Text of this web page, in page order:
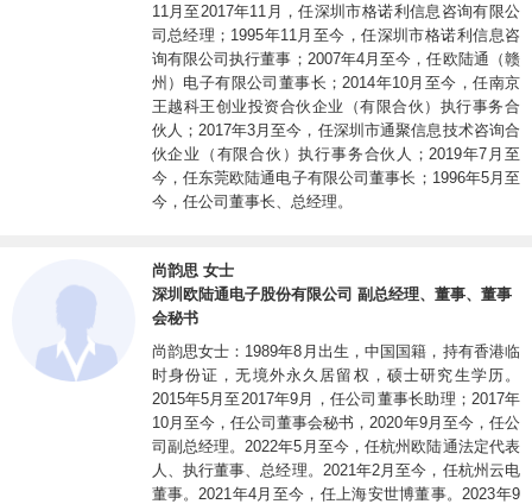
智能电源及电源管理工程技术研究中心。公司以客户需求为导向，致力于为客户提
供可靠、高效、智能的开关电源产品，并在研发创新、生产工艺等方面积累了丰富
的核心技术，并不断实现行业前沿技术及高端产品的突破，保持技术领先，打造行
公司凭借技术创新、质量控制等优势，树立了良好的市场形象，与众多优质客
户展开了业务合作。报告期内与公司存在业务合作关系的境内外知名客户包括
LG、富士康、海康威视、大华股份、惠普（HP）、霍尼韦尔
（SAGEMCOM）、TTI、浪潮信息、星网锐捷、和硕和比亚迪（BYD）等。
未来，欧陆通将继续聚焦核心竞争力，保持技术领先优势，坚持以自主创新走
向世界，致力于成为具有国际竞争力的电源产品与解决方案的供应商，实现“做行
业先锋、创世界品牌”的发展愿景。
11月至2017年11月，任深圳市格诺利信息咨询有限公
司总经理；1995年11月至今，任深圳市格诺利信息咨
询有限公司执行董事；2007年4月至今，任欧陆通（赣
州）电子有限公司董事长；2014年10月至今，任南京
王越科王创业投资合伙企业（有限合伙）执行事务合
伙人；2017年3月至今，任深圳市通聚信息技术咨询合
伙企业（有限合伙）执行事务合伙人；2019年7月至
今，任东莞欧陆通电子有限公司董事长；1996年5月至
今，任公司董事长、总经理。
尚韵思 女士
深圳欧陆通电子股份有限公司 副总经理、董事、董事
会秘书
尚韵思女士：1989年8月出生，中国国籍，持有香港临
时身份证，无境外永久居留权，硕士研究生学历。
2015年5月至2017年9月，任公司董事长助理；2017年
10月至今，任公司董事会秘书，2020年9月至今，任公
司副总经理。2022年5月至今，任杭州欧陆通法定代表
人、执行董事、总经理。2021年2月至今，任杭州云电
董事。2021年4月至今，任上海安世博董事。2023年9